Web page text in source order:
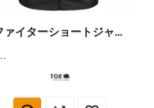
ファイターショートジャケット